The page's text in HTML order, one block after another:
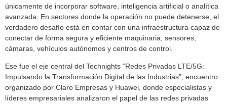
únicamente de incorporar software, inteligencia artificial o analítica
avanzada. En sectores donde la operación no puede detenerse, el
verdadero desafío está en contar con una infraestructura capaz de
conectar de forma segura y eficiente maquinaria, sensores,
cámaras, vehículos autónomos y centros de control.
Ese fue el eje central del Technights “Redes Privadas LTE/5G:
Impulsando la Transformación Digital de las Industrias”, encuentro
organizado por Claro Empresas y Huawei, donde especialistas y
líderes empresariales analizaron el papel de las redes privadas